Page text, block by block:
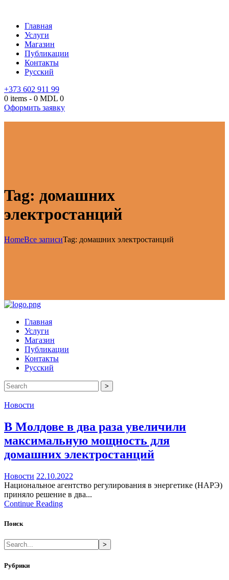
Главная
Услуги
Магазин
Публикации
Контакты
Русский
+373 602 911 99
0 items - 0 MDL 0
Оформить заявку
Tag: домашних
электростанций
HomeВсе записиTag: домашних электростанций
Главная
Услуги
Магазин
Публикации
Контакты
Русский
>
Новости
В Молдове в два раза увеличили
максимальную мощность для
домашних электростанций
Новости 22.10.2022
Национальное агентство регулирования в энергетике (НАРЭ)
приняло решение в два...
Continue Reading
Поиск
>
Рубрики